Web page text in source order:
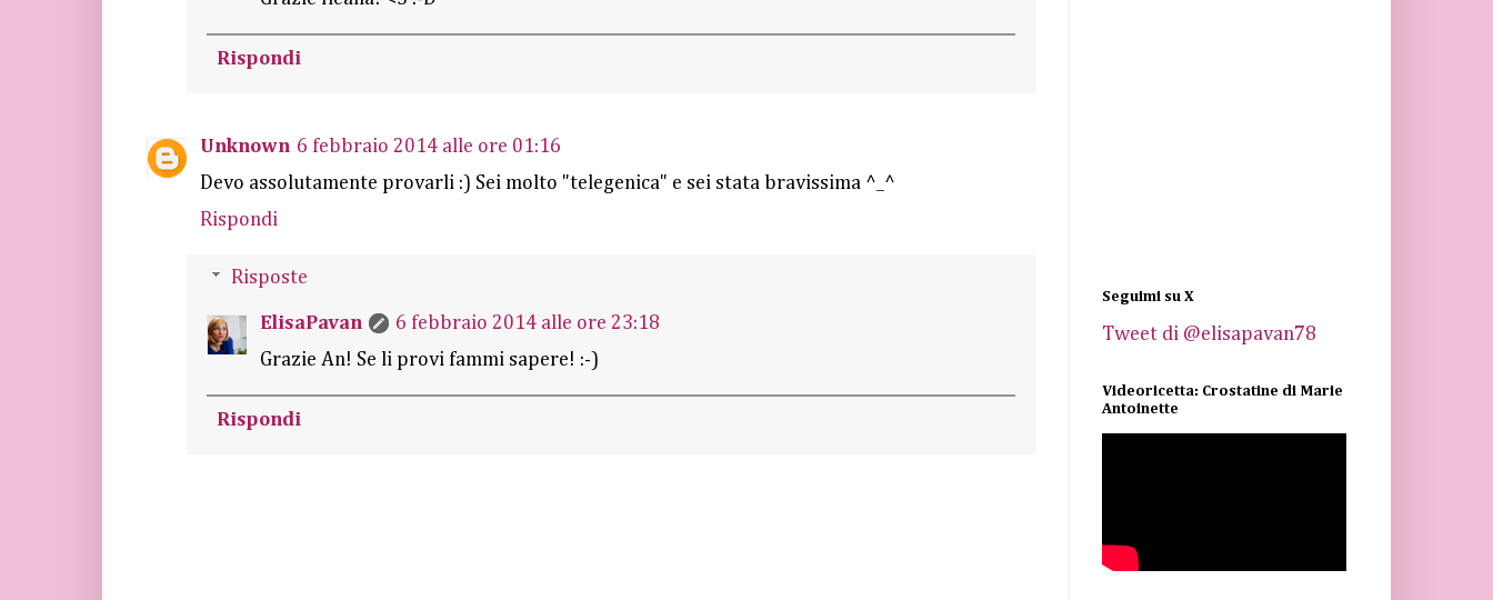
Rispondi
Unknown 6 febbraio 2014 alle ore 01:16
Devo assolutamente provarli :) Sei molto "telegenica" e sei stata bravissima ^_^
Rispondi
Risposte
ElisaPavan
6 febbraio 2014 alle ore 23:18
Grazie An! Se li provi fammi sapere! :-)
Rispondi
Seguimi su X
Tweet di @elisapavan78
Videoricetta: Crostatine di Marie
Antoinette